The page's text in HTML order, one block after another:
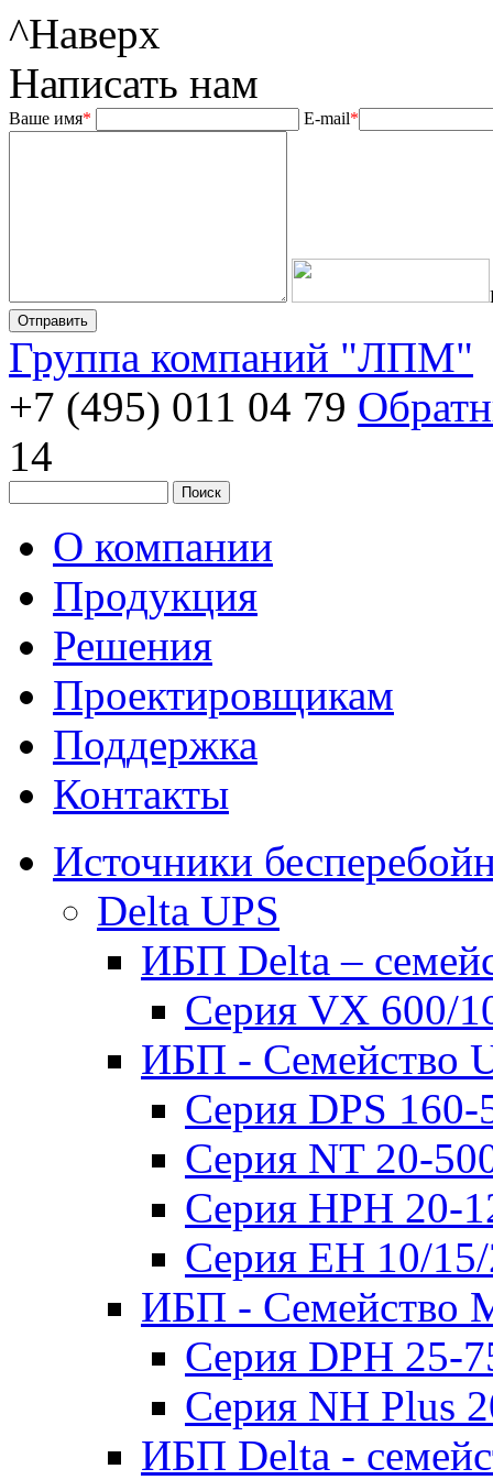
^Наверх
Написать нам
Ваше имя* E-mail*
Группа компаний "ЛПМ"
+7 (495) 011 04 79
14
О компании
Продукция
Решения
Проектировщикам
Поддержка
Контакты
Источники
Delta UPS
ИБП Delta –
Серия VX 600/
ИБП - Семейство
Серия DPS
Серия NT 20-
Серия HPH 20-
Серия EH 10/
ИБП - Семейство
Серия DPH 25-
Серия NH Plus
ИБП Delta -